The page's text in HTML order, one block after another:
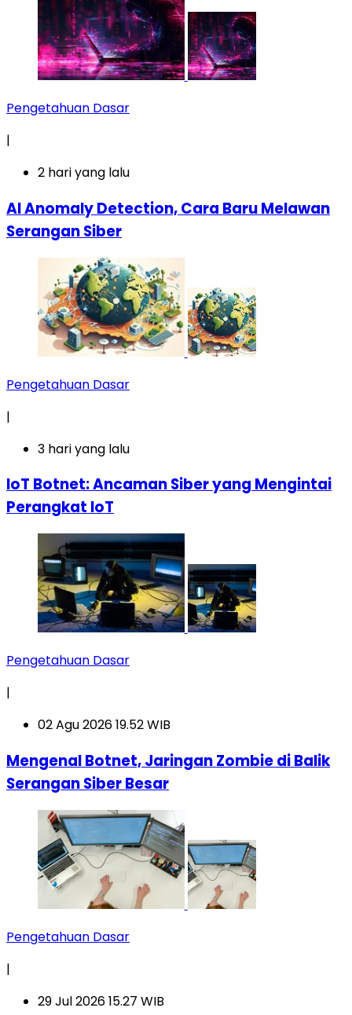
Pengetahuan Dasar
|
2 hari yang lalu
AI Anomaly Detection, Cara Baru Melawan
Serangan Siber
Pengetahuan Dasar
|
3 hari yang lalu
IoT Botnet: Ancaman Siber yang Mengintai
Perangkat IoT
Pengetahuan Dasar
|
02 Agu 2026 19.52 WIB
Mengenal Botnet, Jaringan Zombie di Balik
Serangan Siber Besar
Pengetahuan Dasar
|
29 Jul 2026 15.27 WIB